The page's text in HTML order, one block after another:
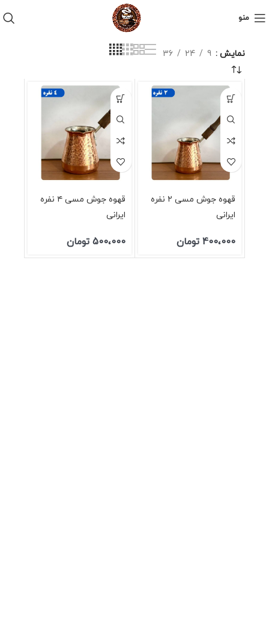
منو
نمایش 9
24
36
قهوه جوش مسی ۲ نفره
ایرانی
400،000 تومان
قهوه جوش مسی ۴ نفره
ایرانی
500،000 تومان